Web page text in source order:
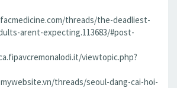
threads/the-deadliest-
arent-expecting.113683/#post-
viewtopic.php?
threads/seoul-dang-cai-hoi-